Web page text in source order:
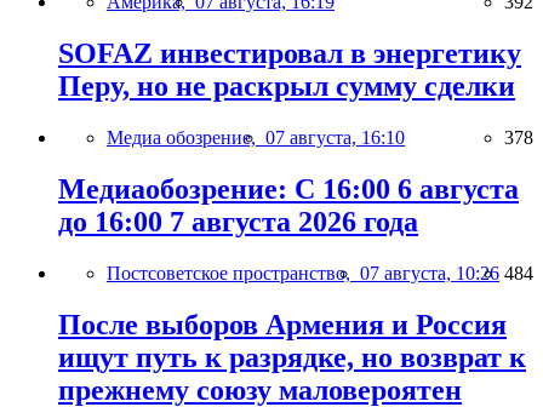
SOFAZ инвестировал в энергетику
Перу, но не раскрыл сумму сделки
Медиа обозрение, 07 августа, 16:10 378
Медиаобозрение: С 16:00 6 августа
до 16:00 7 августа 2026 года
Постсоветское пространство, 07 августа, 10:26 484
После выборов Армения и Россия
ищут путь к разрядке, но возврат к
прежнему союзу маловероятен